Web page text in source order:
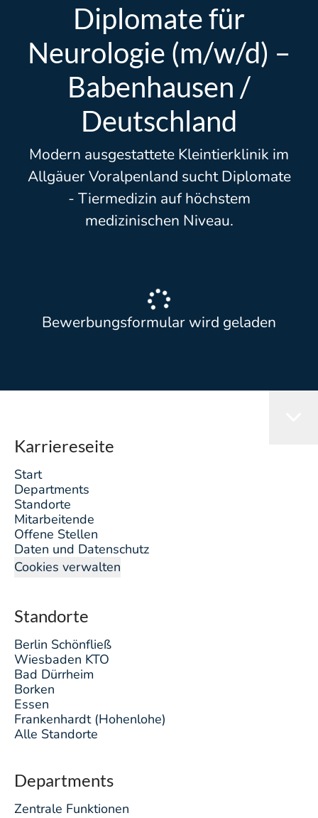
Diplomate für
Neurologie (m/w/d) –
Babenhausen /
Deutschland
Modern ausgestattete Kleintierklinik im
Allgäuer Voralpenland sucht Diplomate
- Tiermedizin auf höchstem
medizinischen Niveau.
Bewerbungsformular wird geladen
Karriereseite
Start
Departments
Standorte
Mitarbeitende
Offene Stellen
Daten und Datenschutz
Cookies verwalten
Standorte
Berlin Schönfließ
Wiesbaden KTO
Bad Dürrheim
Borken
Essen
Frankenhardt (Hohenlohe)
Alle Standorte
Departments
Zentrale Funktionen